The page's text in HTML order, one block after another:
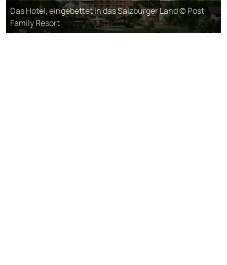
Das Hotel, eingebettet in das Salzburger Land © Post
Family Resort